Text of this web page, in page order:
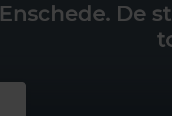
Enschede. De